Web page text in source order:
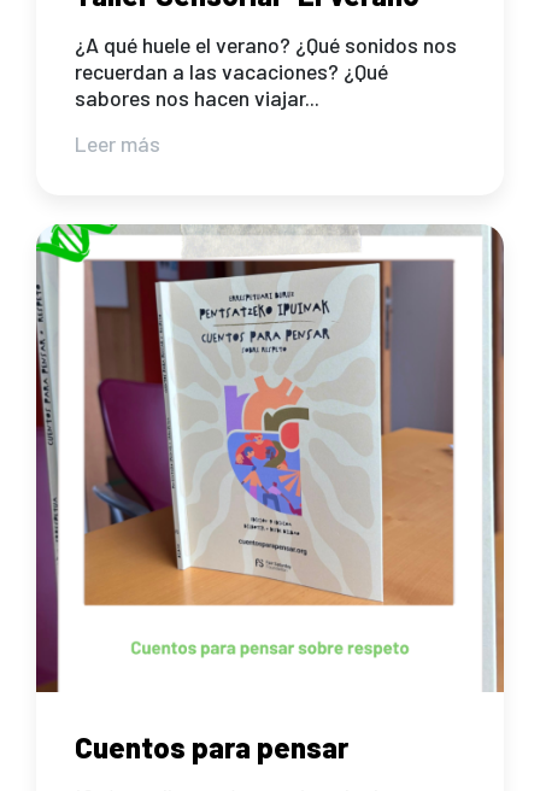
¿A qué huele el verano? ¿Qué sonidos nos
recuerdan a las vacaciones? ¿Qué
sabores nos hacen viajar...
Leer más
Cuentos para pensar